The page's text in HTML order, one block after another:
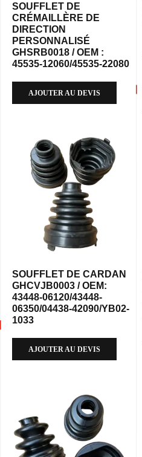
SOUFFLET DE
CRÉMAILLÈRE DE
DIRECTION
PERSONNALISÉ
GHSRB0018 / OEM :
45535-12060/45535-22080
AJOUTER AU DEVIS
SOUFFLET DE CARDAN
GHCVJB0003 / OEM:
43448-06120/43448-
06350/04438-42090/YB02-
1033
AJOUTER AU DEVIS